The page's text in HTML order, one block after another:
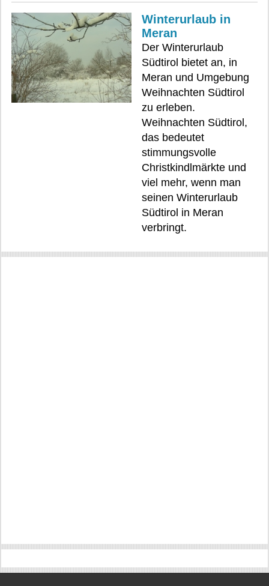
Winterurlaub in
Meran
Der Winterurlaub
Südtirol bietet an, in
Meran und Umgebung
Weihnachten Südtirol
zu erleben.
Weihnachten Südtirol,
das bedeutet
stimmungsvolle
Christkindlmärkte und
viel mehr, wenn man
seinen Winterurlaub
Südtirol in Meran
verbringt.